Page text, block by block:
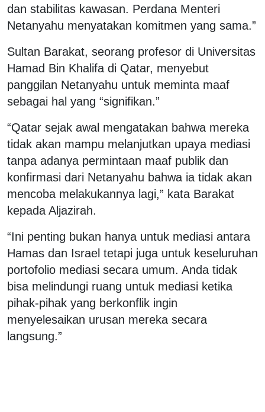
dan stabilitas kawasan. Perdana Menteri
Netanyahu menyatakan komitmen yang sama.”
Sultan Barakat, seorang profesor di Universitas
Hamad Bin Khalifa di Qatar, menyebut
panggilan Netanyahu untuk meminta maaf
sebagai hal yang “signifikan.”
“Qatar sejak awal mengatakan bahwa mereka
tidak akan mampu melanjutkan upaya mediasi
tanpa adanya permintaan maaf publik dan
konfirmasi dari Netanyahu bahwa ia tidak akan
mencoba melakukannya lagi,” kata Barakat
kepada Aljazirah.
“Ini penting bukan hanya untuk mediasi antara
Hamas dan Israel tetapi juga untuk keseluruhan
portofolio mediasi secara umum. Anda tidak
bisa melindungi ruang untuk mediasi ketika
pihak-pihak yang berkonflik ingin
menyelesaikan urusan mereka secara
langsung.”